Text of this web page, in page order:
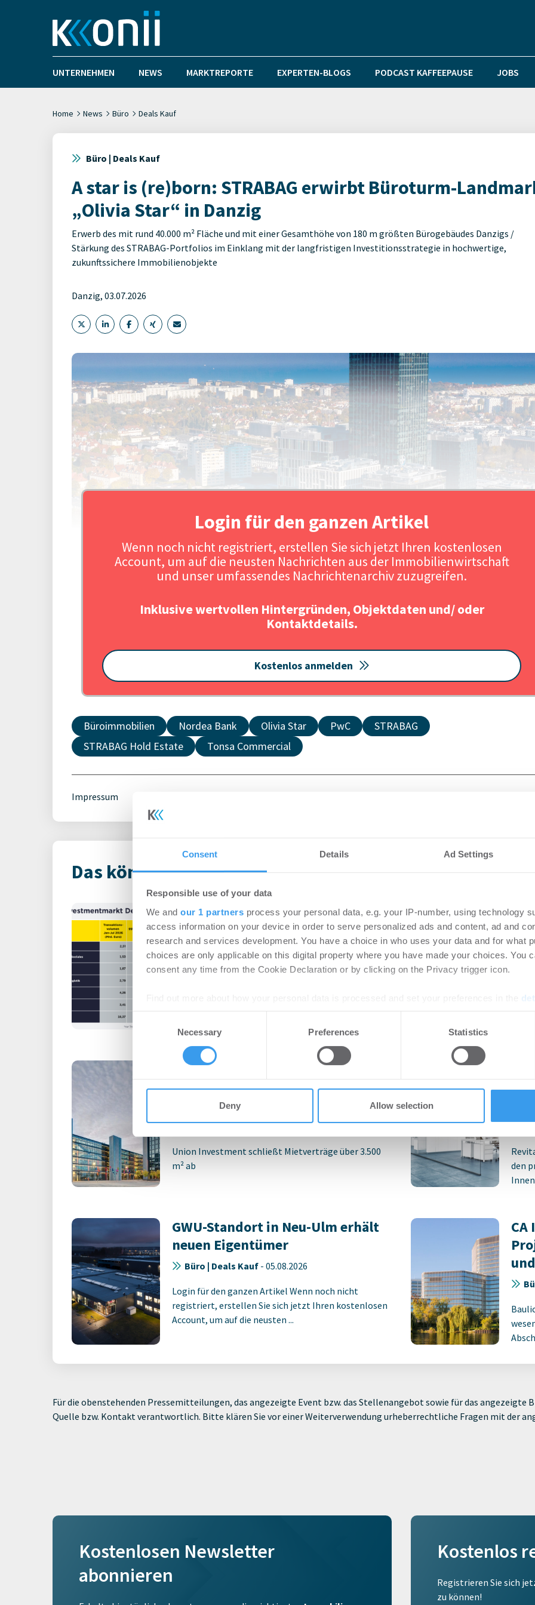
Consent Details Ad Settings
Responsible use of your data
We and our 1 partners process your personal data, e.g. your IP-number, using technology
access information on your device in order to serve personalized ads and content, ad and
research and services development. You have a choice in who uses your data and for what
choices are only applicable on this digital property where you have made your choices. You
consent any time from the Cookie Declaration or by clicking on the Privacy trigger icon.
We use cookies to personalise content and ads, to provide social media features and to
other information that you’ve provided to them or that they’ve collected from your use of their
Necessary Preferences Statistics
Deny Allow selection
UNTERNEHMEN NEWS MARKTREPORTE EXPERTEN-BLOGS PODCAST KAFFEEPAUSE JOBS
Home News Büro Deals Kauf
Büro | Deals Kauf
A star is (re)born: STRABAG erwirbt Büroturm-
„Olivia Star“ in Danzig
Erwerb des mit rund 40.000 m² Fläche und mit einer Gesamthöhe von 180 m größten Bürogebäudes Danzigs /
Stärkung des STRABAG-Portfolios im Einklang mit der langfristigen Investitionsstrategie in hochwertige,
zukunftssichere Immobilienobjekte
Danzig, 03.07.2026
Quelle: Strabag / Urheber: Olivia Serwis Sp. z
Login für den ganzen Artikel
Wenn noch nicht registriert, erstellen Sie sich jetzt Ihren kostenlosen
Account, um auf die neusten Nachrichten aus der Immobilienwirtschaft
und unser umfassendes Nachrichtenarchiv zuzugreifen.
Inklusive wertvollen Hintergründen, Objektdaten und/ oder
Kontaktdetails.
Kostenlos anmelden
Büroimmobilien Nordea Bank Olivia Star PwC
STRABAG
STRABAG Hold Estate
Tonsa Commercial
Impressum
Das könnte Dich auch interessieren
Immobilieninvestmentmarkt
Deutschland – August 2026
Büro | Märkte-06.08.2026
Login für den ganzen Artikel Wenn noch nicht
Büromieter verlängern und
expandieren im Stuttgarter
Technologiepark STEP
Büro | Deals Miete-06.08.2026
Union Investment schließt Mietverträge über 3.500
m² ab
den
GWU-Standort in Neu-Ulm erhält
neuen Eigentümer
Büro | Deals Kauf - 05.08.2026
Login für den ganzen Artikel Wenn noch nicht
registriert, erstellen Sie sich jetzt Ihren kostenlosen
Account, um auf die neusten ...
Für die obenstehenden Pressemitteilungen, das angezeigte Event bzw. das Stellenangebot sowie für das angezeigte
Quelle bzw. Kontakt verantwortlich. Bitte klären Sie vor einer Weiterverwendung urheberrechtliche Fragen mit der
Kostenlosen Newsletter
abonnieren
Kostenlos
Registrieren Sie sich
zu können!